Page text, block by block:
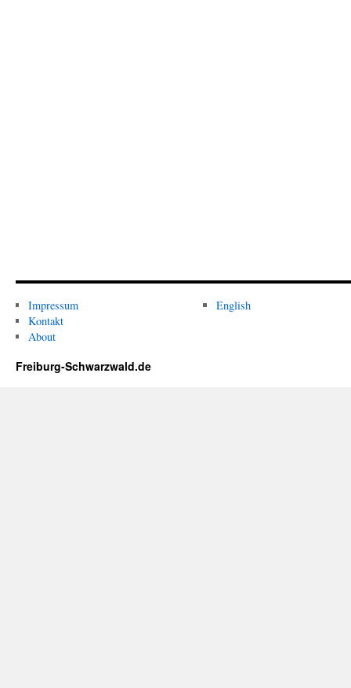
Impressum
Kontakt
About
English
Freiburg-Schwarzwald.de